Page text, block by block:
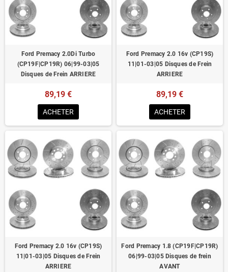
Ford Premacy 2.0Di Turbo
(CP19F|CP19R) 06|99-03|05
Disques de Frein ARRIERE
89,19 €
ACHETER
Ford Premacy 2.0 16v (CP19S)
11|01-03|05 Disques de Frein
ARRIERE
89,19 €
ACHETER
Ford Premacy 2.0 16v (CP19S)
11|01-03|05 Disques de Frein
ARRIERE
Ford Premacy 1.8 (CP19F|CP19R)
06|99-03|05 Disques de frein
AVANT